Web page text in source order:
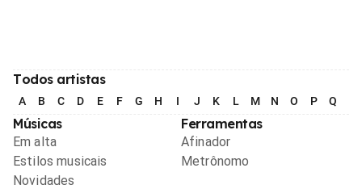
Todos artistas
A B C D E F G H I J K L M N O P Q
Músicas
Em alta
Estilos musicais
Novidades
Ferramentas
Afinador
Metrônomo